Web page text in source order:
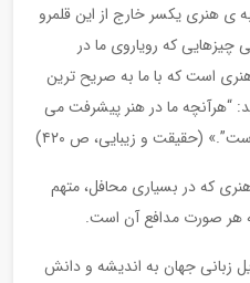
ی هنری یکسر خارج از این قلمرو
چیزهایی که رویاروی ما در
است که با ما به صریح ترین
“هرآنچه ما در هنر پیشرفت می
(حقیقت و زیبایی، ص ۴۲۰)
که در بسیاری محافل، متهم
هر صورت مدافع آن است.
زبانی جهان به اندیشه و دانش